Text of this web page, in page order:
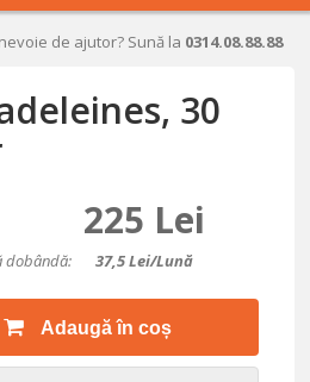
de ajutor? Sună la 0314.08.88.88
30
225 Lei
dobândă: 37,5Lei/lună
Adaugă în coș